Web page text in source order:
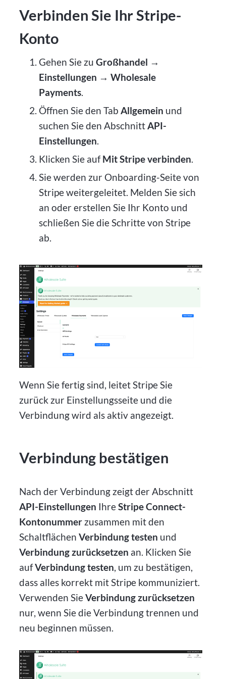
Verbinden Sie Ihr Stripe-
Konto
Gehen Sie zu Großhandel →
Einstellungen → Wholesale
Payments.
Öffnen Sie den Tab Allgemein und
suchen Sie den AbschnittAPI-
Einstellungen.
Klicken Sie aufMit Stripe verbinden.
Sie werden zur Onboarding-Seite von
Stripe weitergeleitet. Melden Sie sich
an oder erstellen Sie Ihr Konto und
schließen Sie die Schritte von Stripe
ab.
Wenn Sie fertig sind, leitet Stripe Sie
zurück zur Einstellungsseite und die
Verbindung wird als aktiv angezeigt.
Verbindung bestätigen
Nach der Verbindung zeigt der Abschnitt
API-Einstellungen IhreStripe Connect-
Kontonummer zusammen mit den
SchaltflächenVerbindung testen und
Verbindung zurücksetzen an. Klicken Sie
aufVerbindung testen, um zu bestätigen,
dass alles korrekt mit Stripe kommuniziert.
Verwenden SieVerbindung zurücksetzen
nur, wenn Sie die Verbindung trennen und
neu beginnen müssen.